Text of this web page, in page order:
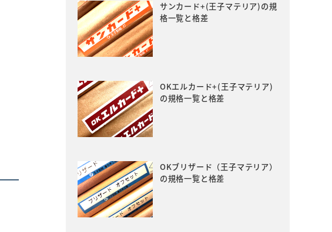
サンカード+(王子マテリア)の規
格一覧と格差
OKエルカード+(王子マテリア)
の規格一覧と格差
OKブリザード（王子マテリア）
の規格一覧と格差